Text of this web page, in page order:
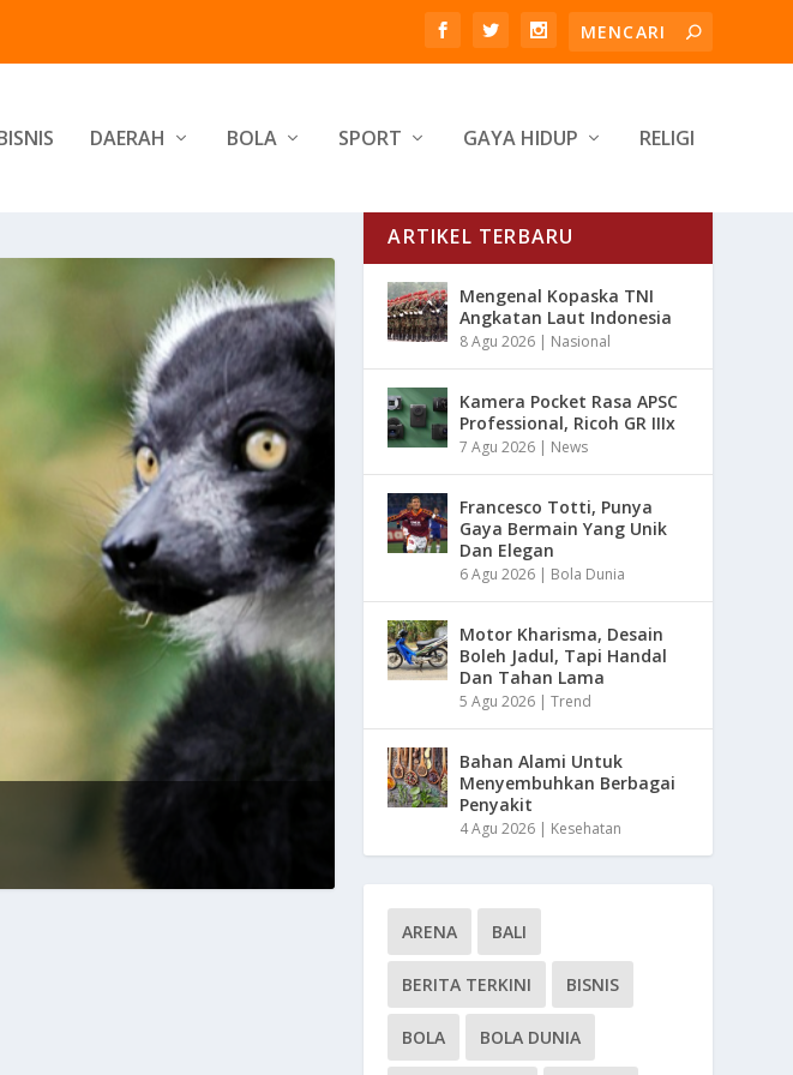
DAERAH BOLA SPORT GAYA HIDUP RELIGI
ARTIKEL TERBARU
Mengenal Kopaska TNI
Angkatan Laut Indonesia
8 Agu 2026 | Nasional
Kamera Pocket Rasa APSC
Professional, Ricoh GR IIIx
7 Agu 2026 | News
Francesco Totti, Punya
Gaya Bermain Yang Unik
Dan Elegan
6 Agu 2026 | Bola Dunia
Motor Kharisma, Desain
Boleh Jadul, Tapi Handal
Dan Tahan Lama
5 Agu 2026 |Trend
Bahan Alami Untuk
Menyembuhkan Berbagai
Penyakit
4 Agu 2026 | Kesehatan
ARENA BALI
BERITA TERKINI BISNIS
BOLA BOLA DUNIA